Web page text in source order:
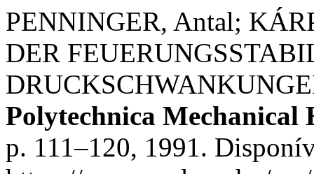
PENNINGER, Antal;
DER
Polytechnica Mechanical
p. 111–120, 1991.